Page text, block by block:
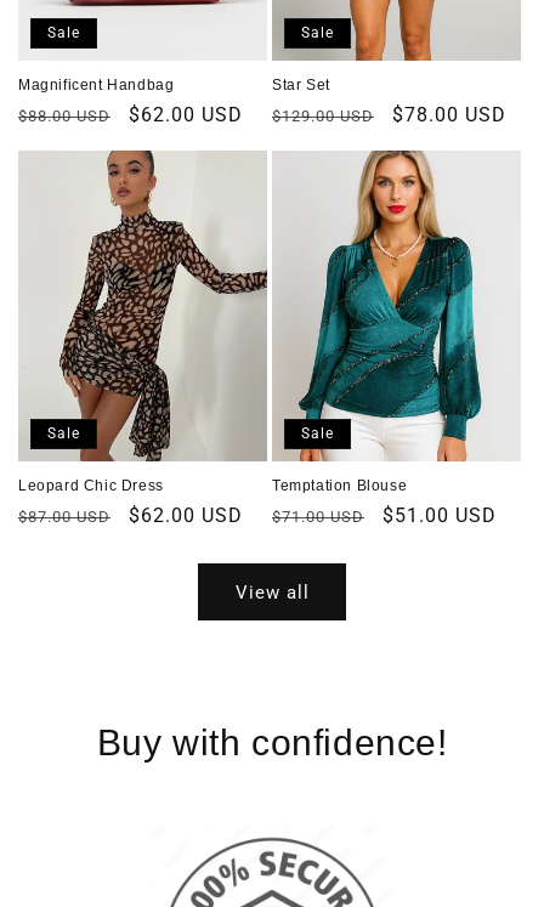
Sale
Magnificent Handbag
Regular
$88.00 USD
Sale
$62.00 USD
Sale
Star Set
Regular
$129.00 USD
Sale
$78.00 USD
Sale
Leopard Chic Dress
Regular
$87.00 USD
Sale
$62.00 USD
Sale
Temptation Blouse
Regular
$71.00 USD
Sale
$51.00 USD
View all
Buy with confidence!